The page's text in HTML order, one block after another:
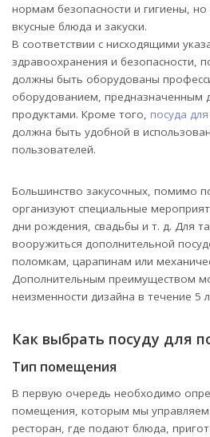
нормам безопасности и гигиены,
вкусные блюда и закуски.
В соответствии с нисходящими
здравоохранения и безопасности,
должны быть оборудованы
оборудованием, предназначенным
продуктами. Кроме того, посуда
должна быть удобной в
пользователей.
Большинство закусочных, помимо
организуют специальные
дни рождения, свадьбы и т. д. Для
вооружиться дополнительной
поломкам, царапинам или
Дополнительным преимуществом
неизменности дизайна в течение 5
Как выбрать посуду для
Тип помещения
В первую очередь необходимо
помещения, которым мы управляем
ресторан, где подают блюда,